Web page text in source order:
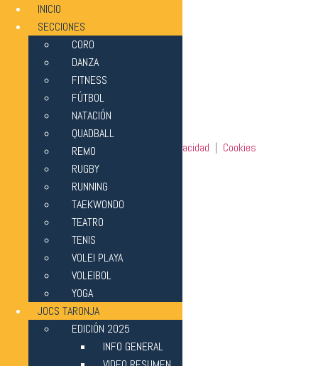
COOKIES
Aviso legal Política de privacidad | Cookies
INICIO
SECCIONES
CORO
DANZA
FITNESS
FÚTBOL
NATACIÓN
QUADBALL
REMO
RUGBY
RUNNING
TAEKWONDO
TEATRO
TENIS
VOLEI PLAYA
VOLEIBOL
YOGA
JOCS TARONJA
EDICIÓN 2025
INFO GENERAL